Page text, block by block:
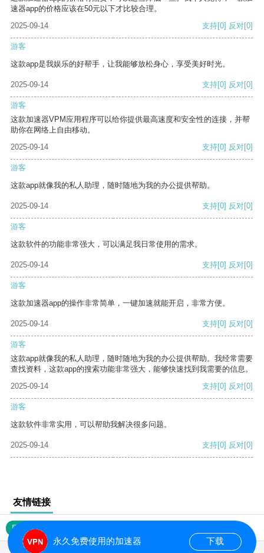
速器app的价格应该在50元以下才比较合理。
2025-09-14
支持[0] 反对[0]
游客
这款app是我娱乐的好帮手，让我能够放松身心，享受美好时光。
2025-09-14 支持[0] 反对[0]
游客
这款加速器VPM应用程序可以给你提供最高速度和安全性的连接，并帮
助你在网络上自由移动。
2025-09-14
支持[0] 反对[0]
游客
这款app就像我的私人助理，随时随地为我的办公提供帮助。
2025-09-14 支持[0] 反对[0]
游客
这款软件的功能非常强大，可以满足我日常使用的需求。
2025-09-14 支持[0] 反对[0]
游客
这款加速器app的操作非常简单，一键加速就能开启，非常方便。
2025-09-14 支持[0] 反对[0]
游客
这款app就像我的私人助理，随时随地为我的办公提供帮助。我经常需要
查找资料，这款app的搜索功能非常强大，能够快速找到我需要的信息。
2025-09-14
支持[0] 反对[0]
游客
这款软件非常实用，可以帮助我解决很多问题。
2025-09-14 支持[0] 反对[0]
友情链接
网站地图
永久免费使用的加速器 下载